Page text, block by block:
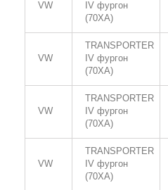
VW
IV фургон
(70XA)
VW
TRANSPORTER
IV фургон
(70XA)
VW
TRANSPORTER
IV фургон
(70XA)
VW
TRANSPORTER
IV фургон
(70XA)